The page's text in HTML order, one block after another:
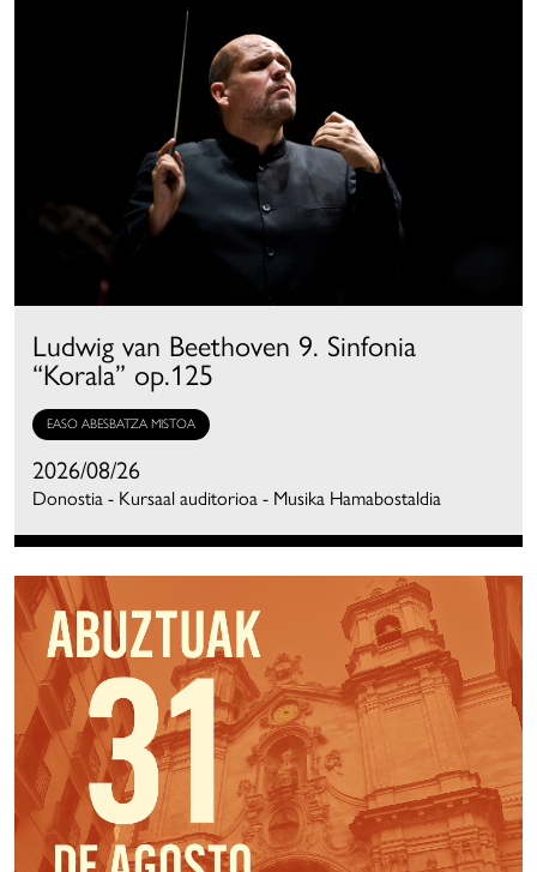
Ludwig van Beethoven 9. Sinfonia
“Korala” op.125
EASO ABESBATZA MISTOA
2026/08/26
Donostia - Kursaal auditorioa - Musika Hamabostaldia